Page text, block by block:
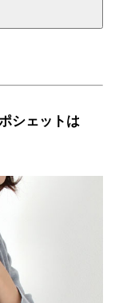
シェットは